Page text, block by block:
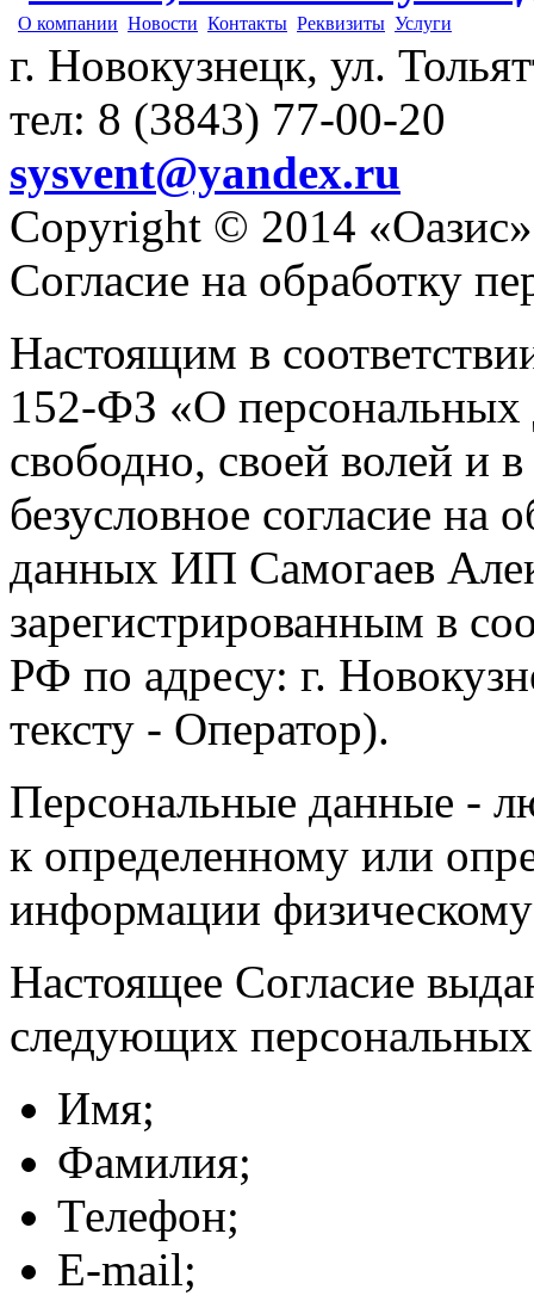
О компании Новости Контакты Реквизиты Услуги
г. Новокузнецк, ул.
тел: 8 (3843) 77-00-20
sysvent@yandex.ru
Copyright © 2014 «Оазис»
Согласие на обработку
Настоящим в
152-ФЗ «О персональных
свободно, своей волей и
безусловное согласие на
данных ИП Самогаев
зарегистрированным в
РФ по адресу: г.
тексту - Оператор).
Персональные данные -
к определенному или
информации
Настоящее Согласие
следующих
Имя;
Фамилия;
Телефон;
E-mail;